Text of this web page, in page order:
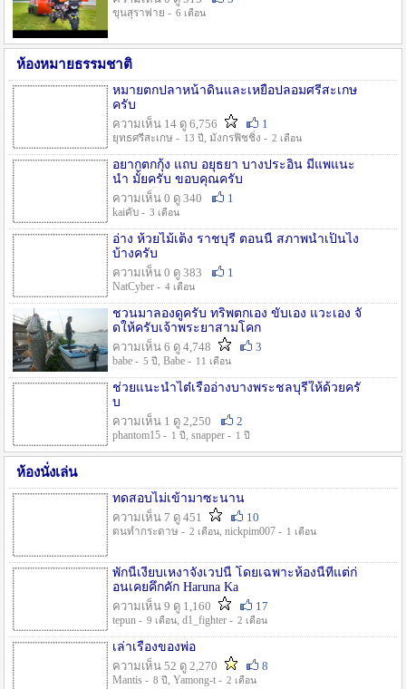
ขุนสุราพ่าย - 6 เดือน
ห้องหมายธรรมชาติ
หมายตกปลาหน้าดินและเหยื่อปลอมศรีสะเกษ
ครับ
ความเห็น 14 ดู 6,756
1
ยุทธศรีสะเกษ - 13 ปี , มังกรฟิชชิ่ง - 2 เดือน
อยากตกกุ้ง แถบ อยุธยา บางประอิน มีแพแนะ
นำ มั้ยครับ ขอบคุณครับ
ความเห็น 0 ดู 340
1
kaiคับ - 3 เดือน
อ่าง ห้วยไม้เต็ง ราชบุรี ตอนนี้ สภาพน้ำเป็นไง
บ้างครับ
ความเห็น 0 ดู 383
1
NatCyber - 4 เดือน
ชวนมาลองดูครับ ทริพตกเอง ขับเอง แวะเอง จั
ดให้ครับเจ้าพระยาสามโคก
ความเห็น 6 ดู 4,748
3
babe - 5 ปี , Babe - 11 เดือน
ช่วยแนะนำไต๋เรืออ่างบางพระชลบุรีให้ด้วยครั
บ
ความเห็น 1 ดู 2,250
2
phantom15 - 1 ปี , snapper - 1 ปี
ห้องนั่งเล่น
ทดสอบไม่เข้ามาซะนาน
ความเห็น 7 ดู 451
10
ตนทำกระดาษ - 2 เดือน, nickpim007 - 1 เดือน
พักนี้เงียบเหงาจังเวปนี้ โดยเฉพาะห้องนี้ที่แต่ก่
อนเคยคึกคัก Haruna Ka
ความเห็น 9 ดู 1,160
17
tepun - 9 เดือน, d1_fighter - 2 เดือน
เล่าเรื่องของพ่อ
ความเห็น 52 ดู 2,270
8
Mantis - 8 ปี , Yamong-t - 2 เดือน